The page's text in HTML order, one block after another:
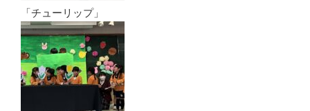
「チューリップ」